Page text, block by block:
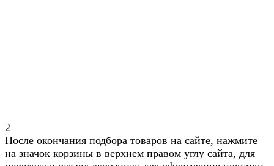
2
После окончания подбора товаров на сайте, нажмите
на значок корзины в верхнем правом углу сайта, для